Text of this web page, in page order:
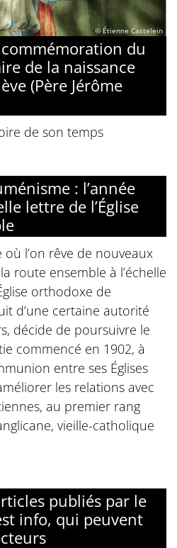
© Étienne Castelein
du
de la naissance
(Père Jérôme
de son temps
: l’année
lettre de l’Église
l’on rêve de nouveaux
route ensemble à l’échelle
orthodoxe de
d’une certaine autorité
décide de poursuivre le
commencé en 1902, à
entre ses Églises
les relations avec
au premier rang
vieille-catholique
publiés par le
info, qui peuvent